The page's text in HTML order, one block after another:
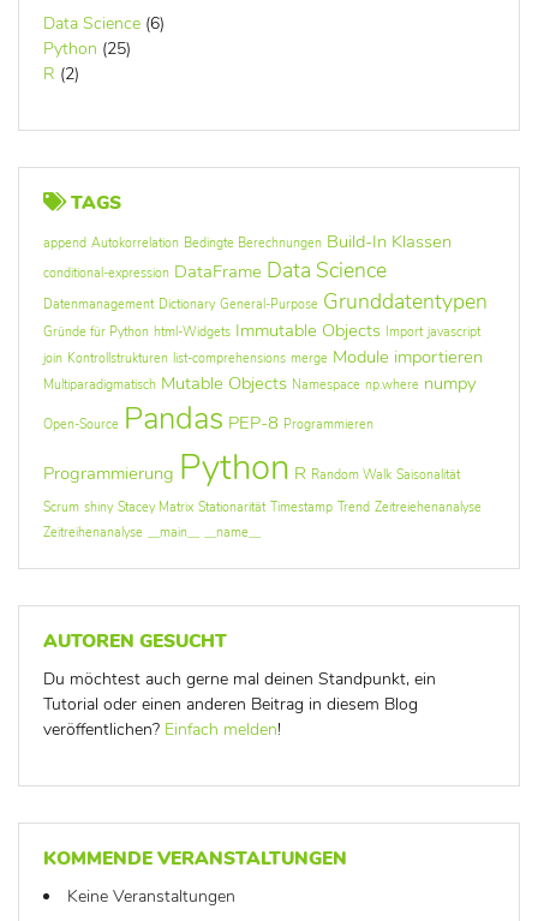
Data Science (6)
Python (25)
R (2)
TAGS
append Autokorrelation Bedingte Berechnungen Build-In Klassen
conditional-expression DataFrame Data Science
Datenmanagement Dictionary General-Purpose Grunddatentypen
Gründe für Python html-Widgets Immutable Objects Import javascript
join Kontrollstrukturen list-comprehensions merge Module importieren
Multiparadigmatisch Mutable Objects Namespace np.where numpy
Open-Source Pandas PEP-8 Programmieren
Programmierung Python R Random Walk Saisonalität
Scrum shiny Stacey Matrix Stationarität Timestamp Trend Zeitreiehenanalyse
Zeitreihenanalyse __main__ __name__
AUTOREN GESUCHT
Du möchtest auch gerne mal deinen Standpunkt, ein
Tutorial oder einen anderen Beitrag in diesem Blog
veröffentlichen? Einfach melden!
KOMMENDE VERANSTALTUNGEN
Keine Veranstaltungen